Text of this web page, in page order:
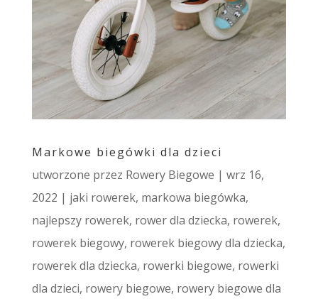
Markowe biegówki dla dzieci
utworzone przez Rowery Biegowe | wrz 16,
2022 | jaki rowerek, markowa biegówka,
najlepszy rowerek, rower dla dziecka, rowerek,
rowerek biegowy, rowerek biegowy dla dziecka,
rowerek dla dziecka, rowerki biegowe, rowerki
dla dzieci, rowery biegowe, rowery biegowe dla